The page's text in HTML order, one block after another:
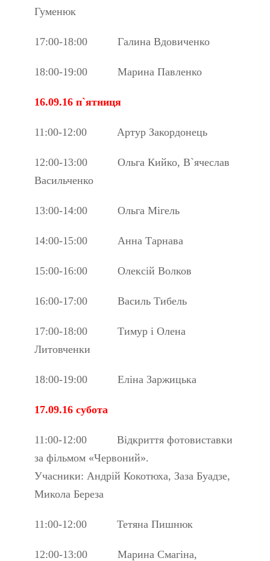
Гуменюк
17:00-18:00 Галина Вдовиченко
18:00-19:00 Марина Павленко
16.09.16 п`ятниця
11:00-12:00 Артур Закордонець
12:00-13:00 Ольга Кийко, В`ячеслав
Васильченко
13:00-14:00 Ольга Мігель
14:00-15:00 Анна Тарнава
15:00-16:00 Олексій Волков
16:00-17:00 Василь Тибель
17:00-18:00 Тимур і Олена
Литовченки
18:00-19:00 Еліна Заржицька
17.09.16 субота
11:00-12:00 Відкриття фотовиставки
за фільмом «Червоний».
Учасники: Андрій Кокотюха, Заза Буадзе,
Микола Береза
11:00-12:00 Тетяна Пишнюк
12:00-13:00 Марина Смагіна,